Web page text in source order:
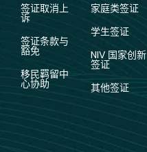
签证取消上
诉
签证条款与
豁免
移民羁留中
心协助
家庭类签证
学生签证
NIV 国家创新
签证
其他签证